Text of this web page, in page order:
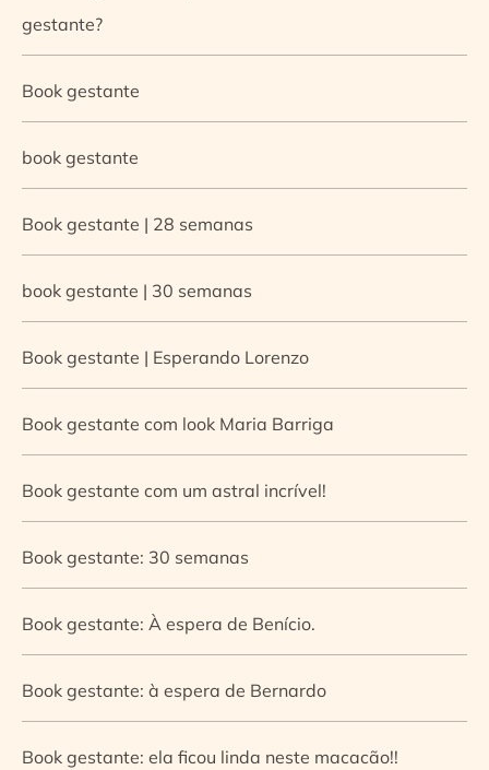
gestante?
Book gestante
book gestante
Book gestante | 28 semanas
book gestante | 30 semanas
Book gestante | Esperando Lorenzo
Book gestante com look Maria Barriga
Book gestante com um astral incrível!
Book gestante: 30 semanas
Book gestante: À espera de Benício.
Book gestante: à espera de Bernardo
Book gestante: ela ficou linda neste macacão!!